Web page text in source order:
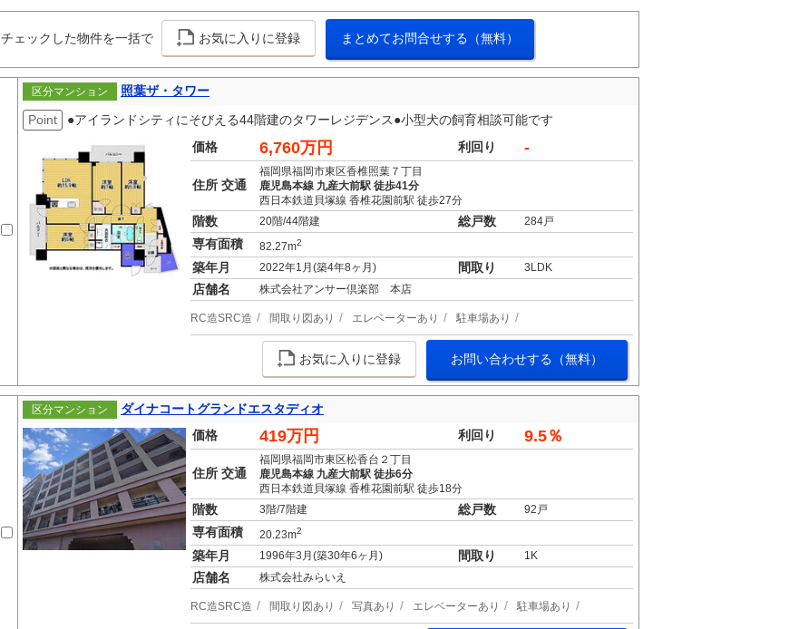
チェックした物件を一括で お気に入りに登録 まとめてお問合せする（無料）
区分マンション
照葉ザ・タワー
Point
●アイランドシティにそびえる44階建のタワーレジデンス●小型犬の飼育相談可能です
価格
6,760万円 利回り -
住所 交通
福岡県福岡市東区香椎照葉７丁目
鹿児島本線 九産大前駅 徒歩41分
西日本鉄道貝塚線 香椎花園前駅 徒歩27分
階数 20階/44階建 総戸数 284戸
専有面積 82.27m2
築年月 2022年1月(築4年8ヶ月) 間取り 3LDK
店舗名 株式会社アンサー倶楽部 本店
RC造SRC造 間取り図あり エレベーターあり 駐車場あり
お気に入りに登録 お問い合わせする（無料）
区分マンション
ダイナコートグランドエスタディオ
価格
419万円 利回り 9.5％
住所 交通
福岡県福岡市東区松香台２丁目
鹿児島本線 九産大前駅 徒歩6分
西日本鉄道貝塚線 香椎花園前駅 徒歩18分
階数 3階/7階建 総戸数 92戸
専有面積 20.23m2
築年月 1996年3月(築30年6ヶ月) 間取り 1K
店舗名 株式会社みらいえ
RC造SRC造 間取り図あり 写真あり エレベーターあり 駐車場あり